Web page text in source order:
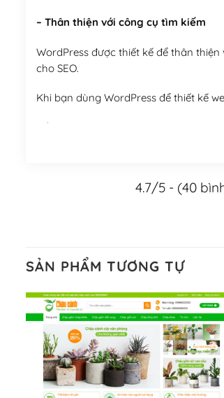
– Thân thiện với công cụ tìm kiếm
WordPress được thiết kế để thân
cho SEO.
Khi bạn dùng WordPress để thiết kế
Tối ưu hóa công cụ tìm kiếm
Khi bạn sử dụng WordPress, thì vấn
– Sở hữu một cộng đồng lớn, sẵn
WordPress là nơi lưu trữ cho một
cuồng tín WordPress.
Nếu bạn gặp khó khăn, bạn có thể
4.7/5 - (40
SẢN PHẨM TƯƠNG TỰ